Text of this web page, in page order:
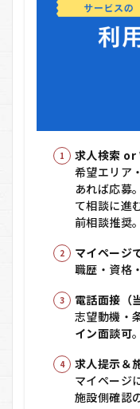
求人検索 or
希望エリア
あれば応募
て相談に進
前相談推奨。
マイページ
職歴・資格
電話面接（
志望動機・
イン面談可。
求人提示＆
マイページ
施設側確認